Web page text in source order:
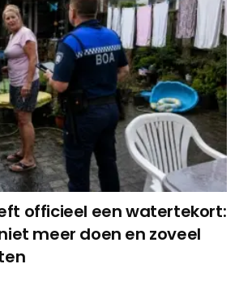
officieel een watertekort:
meer doen en zoveel